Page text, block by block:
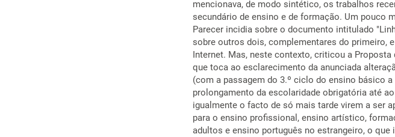
mencionava, de modo sintético, os trabalhos
secundário de ensino e de formação. Um pouco
Parecer incidia sobre o documento intitulado
sobre outros dois, complementares do primeiro,
Internet. Mas, neste contexto, criticou a
que toca ao esclarecimento da anunciada
(com a passagem do 3.º ciclo do ensino básico
prolongamento da escolaridade obrigatória até
igualmente o facto de só mais tarde virem a ser
para o ensino profissional, ensino artístico,
adultos e ensino português no estrangeiro, o